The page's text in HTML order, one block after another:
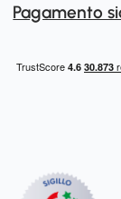
Pagamento